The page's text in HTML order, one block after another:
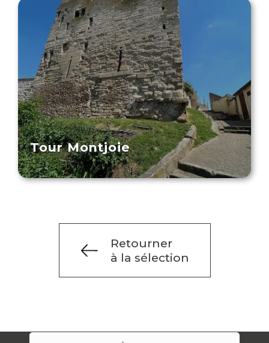
Tour Montjoie
Retourner
à la sélection